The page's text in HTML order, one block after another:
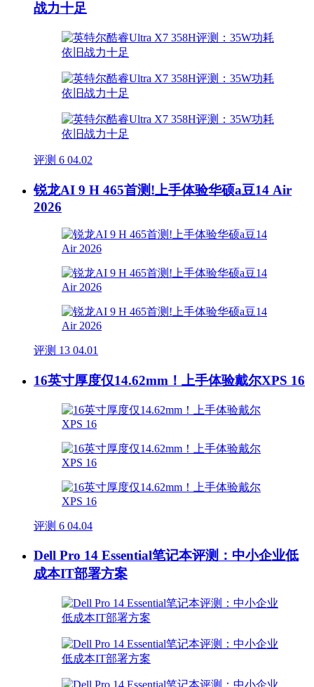
战力十足
评测 6 04.02
锐龙AI 9 H 465首测!上手体验华硕a豆14 Air
2026
评测 13 04.01
16英寸厚度仅14.62mm！上手体验戴尔XPS 16
评测 6 04.04
Dell Pro 14 Essential笔记本评测：中小企业低
成本IT部署方案